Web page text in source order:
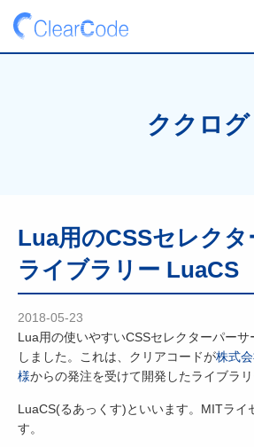
ククログ
Lua用のCSSセレクタ
ライブラリー LuaCS
2018-05-23
Lua用の使いやすいCSSセレクターパー
しました。これは、クリアコードが株式
様からの発注を受けて開発したライブラリ
LuaCS(るあっくす)といいます。MITライ
す。